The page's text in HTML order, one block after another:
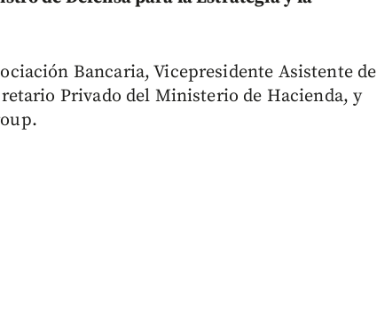
Bancaria, Vicepresidente Asistente de
Privado del Ministerio de Hacienda, y